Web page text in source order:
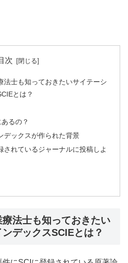
次
法士も知っておきたいサイテーシ
とは？
るの？
デックスが作られた背景
されているジャーナルに投稿しよ
法士も知っておきたい
デックスSCIEとは？